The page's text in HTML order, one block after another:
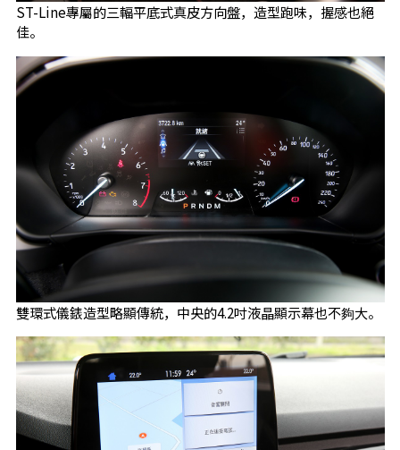
ST-Line專屬的三輻平底式真皮方向盤，造型跑味，握感也絕
佳。
雙環式儀錶造型略顯傳統，中央的4.2吋液晶顯示幕也不夠大。